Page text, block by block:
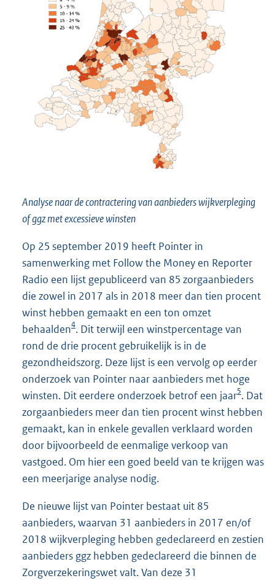
Analyse naar de contractering van aanbieders wijkverpleging
of ggz met excessieve winsten
Op 25 september 2019 heeft Pointer in
samenwerking met Follow the Money en Reporter
Radio een lijst gepubliceerd van 85 zorgaanbieders
die zowel in 2017 als in 2018 meer dan tien procent
winst hebben gemaakt en een ton omzet
behaalden4. Dit terwijl een winstpercentage van
rond de drie procent gebruikelijk is in de
gezondheidszorg. Deze lijst is een vervolg op eerder
onderzoek van Pointer naar aanbieders met hoge
winsten. Dit eerdere onderzoek betrof een jaar5. Dat
zorgaanbieders meer dan tien procent winst hebben
gemaakt, kan in enkele gevallen verklaard worden
door bijvoorbeeld de eenmalige verkoop van
vastgoed. Om hier een goed beeld van te krijgen was
een meerjarige analyse nodig.
De nieuwe lijst van Pointer bestaat uit 85
aanbieders, waarvan 31 aanbieders in 2017 en/of
2018 wijkverpleging hebben gedeclareerd en zestien
aanbieders ggz hebben gedeclareerd die binnen de
Zorgverzekeringswet valt. Van deze 31